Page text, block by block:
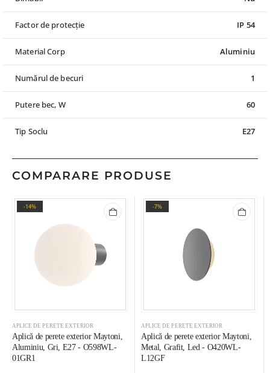
Factor de protecție IP 54
Material Corp Aluminiu
Numărul de becuri 1
Putere bec, W 60
Tip Soclu E27
COMPARARE PRODUSE
-14%
APLICE DE PERETE EXTERIOR
Aplică de perete exterior Maytoni,
Aluminiu, Gri, E27 - O598WL-
01GR1
-7%
APLICE DE PERETE EXTERIOR
Aplică de perete exterior Maytoni,
Metal, Grafit, Led - O420WL-
L12GF